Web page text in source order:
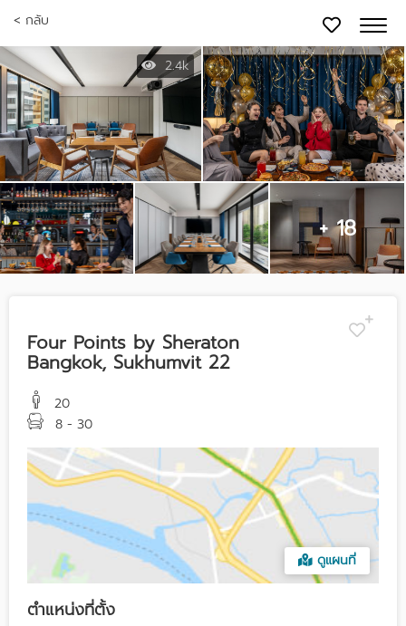
< กลับ
2.4k
+ 18
Four Points by Sheraton
Bangkok, Sukhumvit 22
20
8 - 30
ดูแผนที่
ตำแหน่งที่ตั้ง